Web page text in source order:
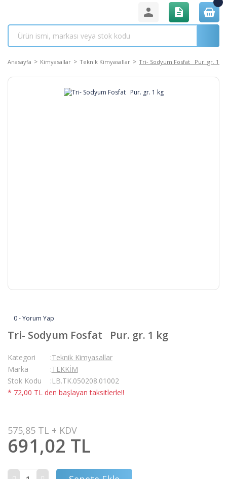
Anasayfa Kimyasallar Teknik Kimyasallar Tri- Sodyum Fosfat Pur. gr. 1 kg
0 - Yorum Yap
Tri- Sodyum Fosfat Pur. gr. 1 kg
Kategori
Teknik Kimyasallar
Marka
TEKKİM
Stok Kodu
LB.TK.050208.01002
* 72,00 TL den başlayan taksitlerle!!
575,85 TL + KDV
691,02 TL